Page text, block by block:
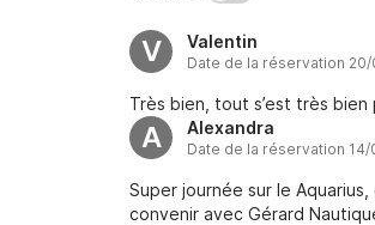
V Valentin
Date de la réservation
Très bien, tout s’est très bien
A Alexandra
Date de la réservation
Super journée sur le
convenir avec Gérard